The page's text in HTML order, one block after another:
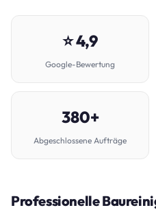
⭐ 4,9
Google-Bewertung
380+
Abgeschlossene Aufträge
Professionelle